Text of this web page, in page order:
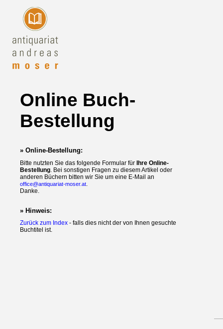
Online Buch-
Bestellung
» Online-Bestellung:
Bitte nutzten Sie das folgende Formular für Ihre Online-
Bestellung . Bei sonstigen Fragen zu diesem Artikel oder
anderen Büchern bitten wir Sie um eine E-Mail an
office@antiquariat-moser.at
Danke.
» Hinweis:
Zurück zum Index - falls dies nicht der von Ihnen gesuchte
Buchtitel ist.